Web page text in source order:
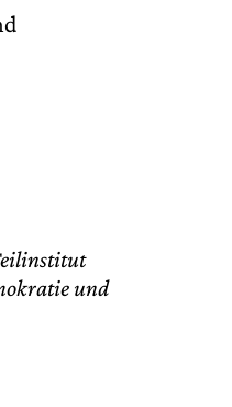
und